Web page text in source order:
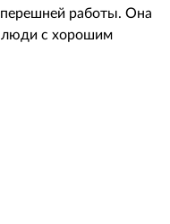
работы. Она
люди с хорошим